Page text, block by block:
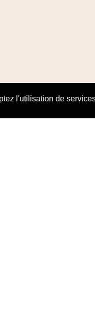
l'utilisation de